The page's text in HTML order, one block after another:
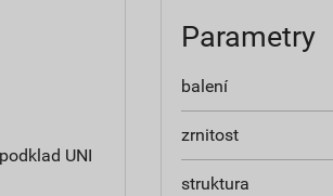
UNI
Parametry
balení
zrnitost
struktura